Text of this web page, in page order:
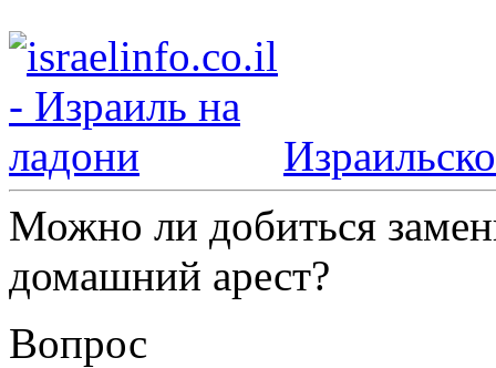
Можно ли добиться
домашний арест?
Вопрос